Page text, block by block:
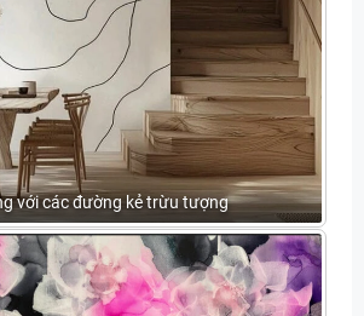
với các đường kẻ trừu tượng